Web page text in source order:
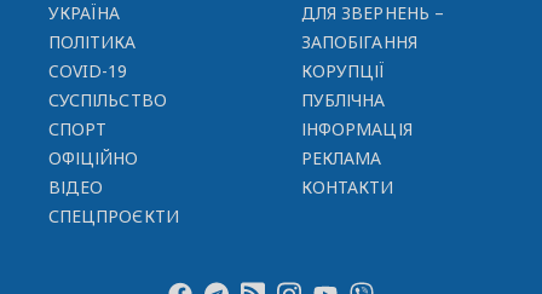
УКРАЇНА
ПОЛІТИКА
COVID-19
СУСПІЛЬСТВО
СПОРТ
ОФІЦІЙНО
ВІДЕО
СПЕЦПРОЄКТИ
ДЛЯ ЗВЕРНЕНЬ –
ЗАПОБІГАННЯ
КОРУПЦІЇ
ПУБЛІЧНА
ІНФОРМАЦІЯ
РЕКЛАМА
КОНТАКТИ